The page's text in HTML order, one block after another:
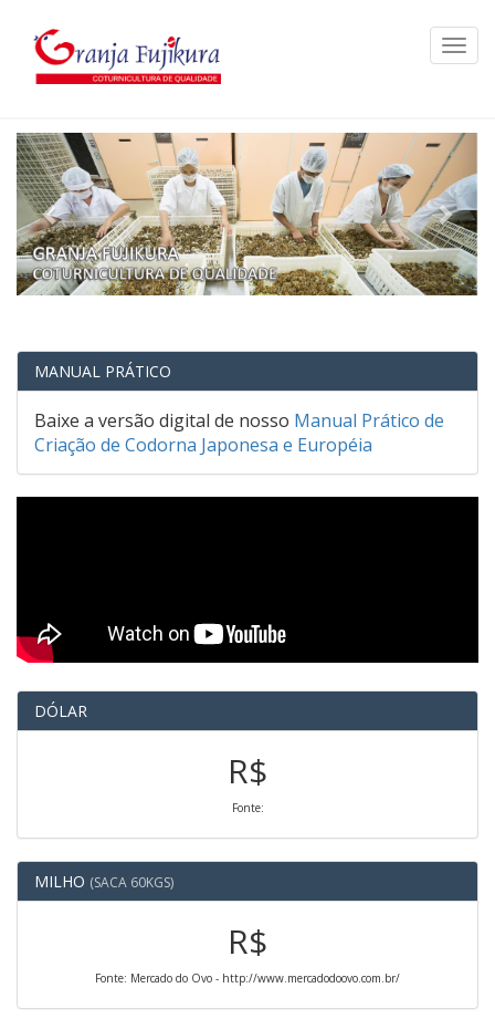
MANUAL PRÁTICO
Baixe a versão digital de nosso Manual Prático de
Criação de Codorna Japonesa e Européia
DÓLAR
R$
Fonte:
MILHO (SACA 60KGS)
R$
Fonte: Mercado do Ovo - http://www.mercadodoovo.com.br/